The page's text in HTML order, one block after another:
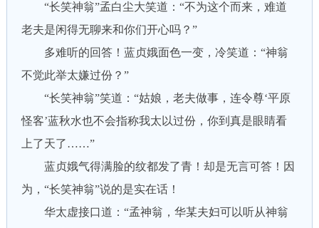
“长笑神翁”孟白尘大笑道：“不为这个而来，难道
老夫是闲得无聊来和你们开心吗？”
多难听的回答！蓝贞娥面色一变，冷笑道：“神翁
不觉此举太嫌过份？”
“长笑神翁”笑道：“姑娘，老夫做事，连令尊‘平原
怪客’蓝秋水也不会指称我太以过份，你到真是眼睛看
上了天了……”
蓝贞娥气得满脸的纹都发了青！却是无言可答！因
为，“长笑神翁”说的是实在话！
华太虚接口道：“孟神翁，华某夫妇可以听从神翁